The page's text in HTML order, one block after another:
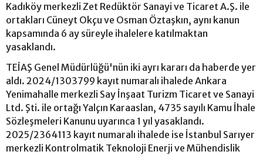
Kadıköy merkezli Zet Redüktör Sanayi ve Ticaret A.Ş. ile
ortakları Cüneyt Okçu ve Osman Öztaşkın, aynı kanun
kapsamında 6 ay süreyle ihalelere katılmaktan
yasaklandı.
TEİAŞ Genel Müdürlüğü'nün iki ayrı kararı da haberde yer
aldı. 2024/1303799 kayıt numaralı ihalede Ankara
Yenimahalle merkezli Say İnşaat Turizm Ticaret ve Sanayi
Ltd. Şti. ile ortağı Yalçın Karaaslan, 4735 sayılı Kamu İhale
Sözleşmeleri Kanunu uyarınca 1 yıl yasaklandı.
2025/2364113 kayıt numaralı ihalede ise İstanbul Sarıyer
merkezli Kontrolmatik Teknoloji Enerji ve Mühendislik